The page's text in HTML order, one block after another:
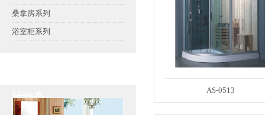
AS-0513
桑拿房系列
浴室柜系列
址动态